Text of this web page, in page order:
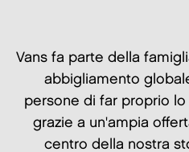
Vans fa parte della
abbigliamento
persone di far proprio
grazie a un'ampia
centro della nostra